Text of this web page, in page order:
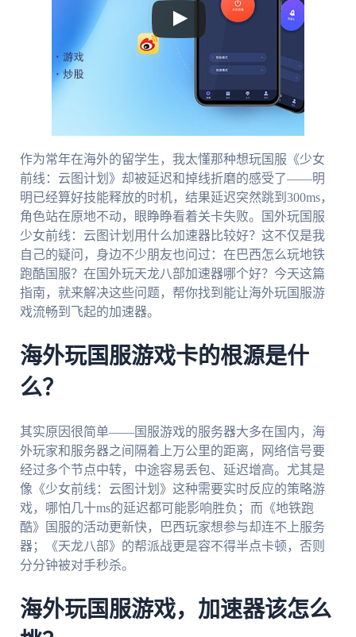
作为常年在海外的留学生，我太懂那种想玩国服《少女
前线：云图计划》却被延迟和掉线折磨的感受了——明
明已经算好技能释放的时机，结果延迟突然跳到300ms，
角色站在原地不动，眼睁睁看着关卡失败。国外玩国服
少女前线：云图计划用什么加速器比较好？这不仅是我
自己的疑问，身边不少朋友也问过：在巴西怎么玩地铁
跑酷国服？在国外玩天龙八部加速器哪个好？今天这篇
指南，就来解决这些问题，帮你找到能让海外玩国服游
戏流畅到飞起的加速器。
海外玩国服游戏卡的根源是什
么？
其实原因很简单——国服游戏的服务器大多在国内，海
外玩家和服务器之间隔着上万公里的距离，网络信号要
经过多个节点中转，中途容易丢包、延迟增高。尤其是
像《少女前线：云图计划》这种需要实时反应的策略游
戏，哪怕几十ms的延迟都可能影响胜负；而《地铁跑
酷》国服的活动更新快，巴西玩家想参与却连不上服务
器；《天龙八部》的帮派战更是容不得半点卡顿，否则
分分钟被对手秒杀。
海外玩国服游戏，加速器该怎么